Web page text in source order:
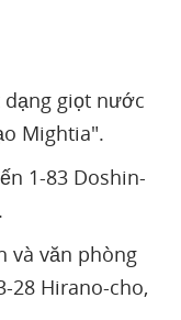
dạng giọt nước
Mightia".
1-83 Doshin-
và văn phòng
28 Hirano-cho,